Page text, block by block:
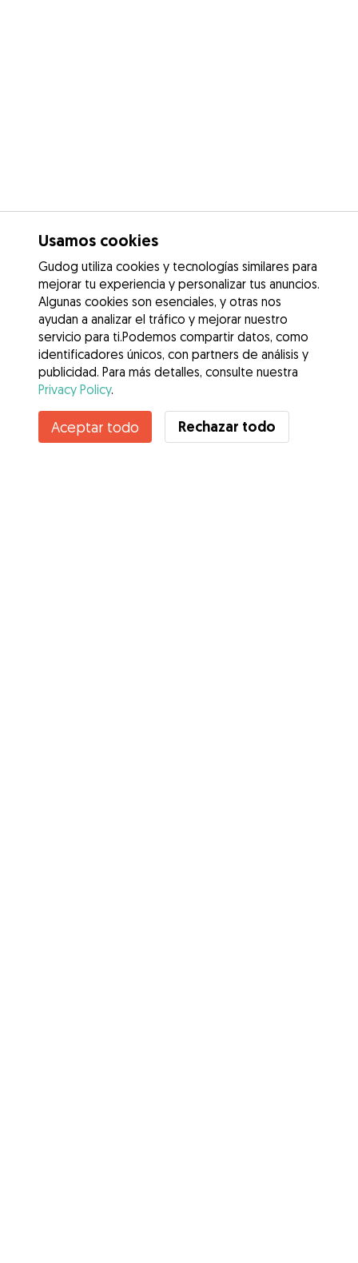
Usamos cookies
Gudog utiliza cookies y tecnologías similares para
mejorar tu experiencia y personalizar tus anuncios.
Algunas cookies son esenciales, y otras nos
ayudan a analizar el tráfico y mejorar nuestro
servicio para ti.Podemos compartir datos, como
identificadores únicos, con partners de análisis y
publicidad. Para más detalles, consulte nuestra
Privacy Policy.
Aceptar todo Rechazar todo